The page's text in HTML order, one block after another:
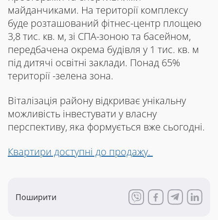
майданчиками. На території комплексу
буде розташований фітнес-центр площею
3,8 тис. кв. м, зі СПА-зоною та басейном,
передбачена окрема будівля у 1 тис. кв. м
під дитячі освітні заклади. Понад 65%
території -зелена зона.
Віталізація району відкриває унікальну
можливість інвестувати у власну
перспективу, яка формується вже сьогодні.
Квартири доступні до продажу.
Поширити